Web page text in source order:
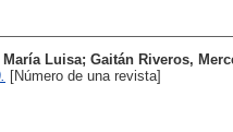
Luisa; Gaitán Riveros,
[Número de una revista]